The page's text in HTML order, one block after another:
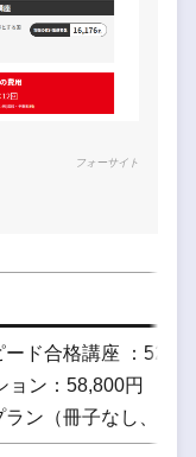
フォーサイト
ード合格講座 ：
ョン：58,800円
ラン（冊子なし、e